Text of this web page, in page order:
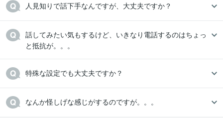
人見知りで話下手なんですが、大丈夫ですか？
話してみたい気もするけど、いきなり電話するのはちょっ
と抵抗が。。。
特殊な設定でも大丈夫ですか？
なんか怪しげな感じがするのですが。。。